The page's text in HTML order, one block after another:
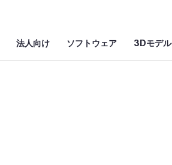
法人向け ソフトウェア 3Dモデル